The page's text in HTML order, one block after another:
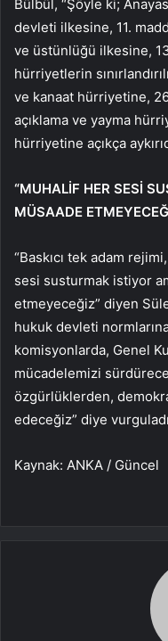
Bülbül, “Şöyle ki;
devleti ilkesine, 11.
ve üstünlüğü ilkesine,
hürriyetlerin
ve kanaat hürriyetine,
açıklama ve yayma
hürriyetine açıkça
“MUHALİF HER SESİ
MÜSAADE
“Baskıcı tek adam
sesi susturmak istiyor
etmeyeceğiz” diyen
hukuk devleti
komisyonlarda, Genel
mücadelemizi
özgürlüklerden,
edeceğiz” diye
Kaynak: ANKA / Güncel